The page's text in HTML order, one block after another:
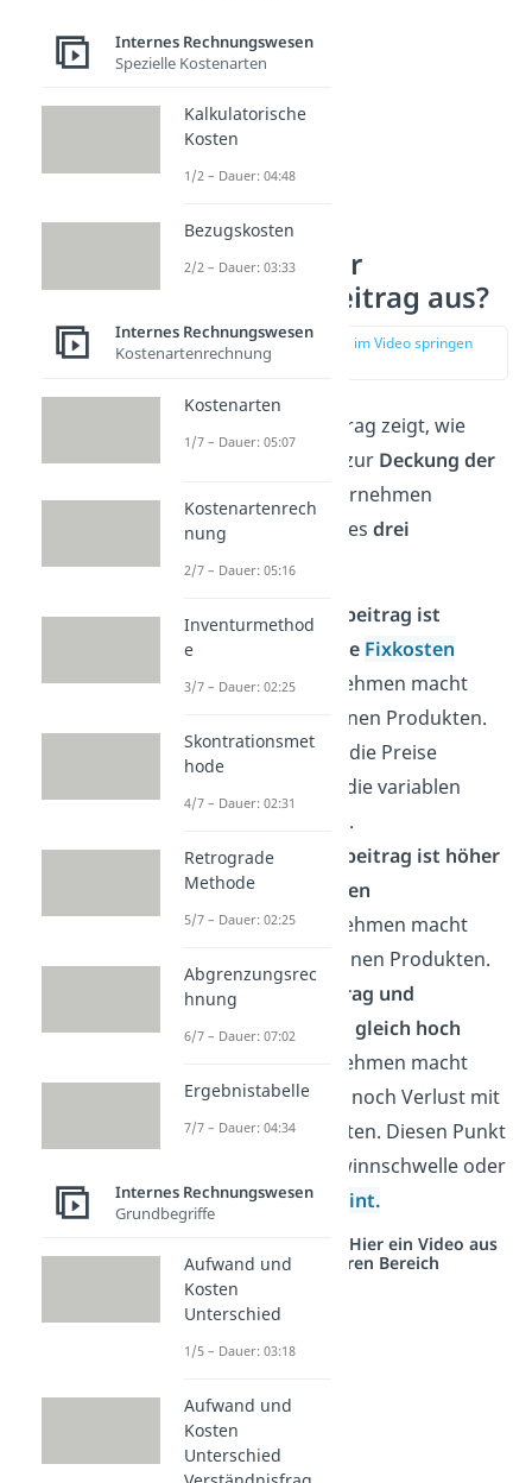
Was sagt der
Deckungsbeitrag aus?
zur Stelle im Video springen
Der Deckungsbeitrag zeigt, wie
stark ein Produkt zur Deckung der
im Unternehmen
beiträgt. Hier gibt es drei
Möglichkeiten:
Der Deckungsbeitrag ist
geringer als die Fixkosten
→Das Unternehmen macht
mit seinen Produkten.
Du musst also die Preise
erhöhen oder die variablen
Kosten senken.
Der Deckungsbeitrag ist höher
als die Fixkosten
→Das Unternehmen macht
mit seinen Produkten.
Deckungsbeitrag und
Fixkosten sind gleich hoch
Das Unternehmen macht
weder Gewinn noch Verlust mit
seinen Produkten. Diesen Punkt
nennst du Gewinnschwelle oder
Break-Even-Point.
Studyflix vernetzt: Hier ein Video aus
einem anderen Bereich
Internes Rechnungswesen
Spezielle Kostenarten
Kalkulatorische
Kosten
1/2 – Dauer: 04:48
Bezugskosten
2/2 – Dauer: 03:33
Internes Rechnungswesen
Kostenartenrechnung
Kostenarten
1/7 – Dauer: 05:07
Kostenartenrech
nung
2/7 – Dauer: 05:16
Inventurmethod
e
3/7 – Dauer: 02:25
Skontrationsmet
hode
4/7 – Dauer: 02:31
Retrograde
Methode
5/7 – Dauer: 02:25
Abgrenzungsrec
hnung
6/7 – Dauer: 07:02
Ergebnistabelle
7/7 – Dauer: 04:34
Internes Rechnungswesen
Grundbegriffe
Aufwand und
Kosten
Unterschied
1/5 – Dauer: 03:18
Aufwand und
Kosten
Unterschied